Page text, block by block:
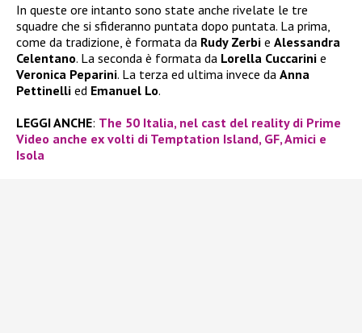
In queste ore intanto sono state anche rivelate le tre
squadre che si sfideranno puntata dopo puntata. La prima,
come da tradizione, è formata da Rudy Zerbi e Alessandra
Celentano. La seconda è formata da Lorella Cuccarini e
Veronica Peparini. La terza ed ultima invece da Anna
Pettinelli ed Emanuel Lo.
LEGGI ANCHE: The 50 Italia, nel cast del reality di Prime
Video anche ex volti di Temptation Island, GF, Amici e
Isola